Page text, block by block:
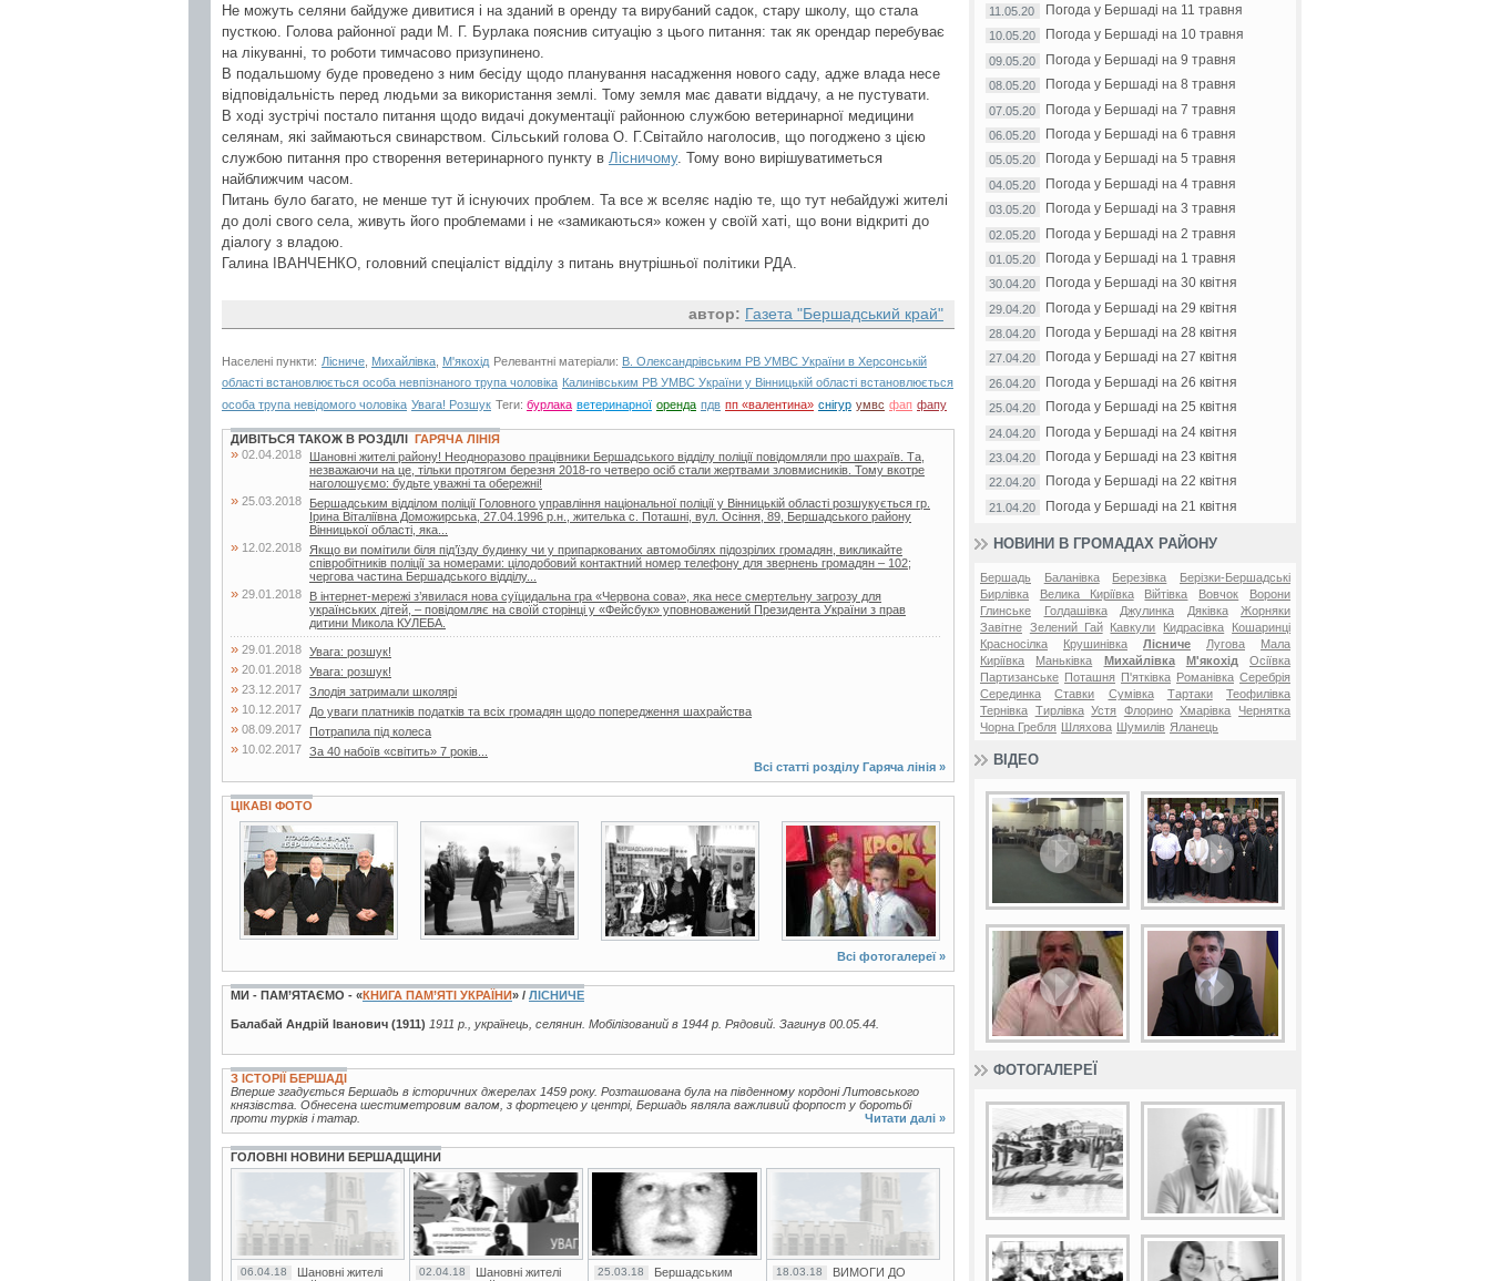
Не можуть селяни байдуже дивитися і на зданий в оренду та вирубаний садок, стару школу, що стала
пусткою. Голова районної ради М. Г. Бурлака пояснив ситуацію з цього питання: так як орендар перебуває
на лікуванні, то роботи тимчасово призупинено.
В подальшому буде проведено з ним бесіду щодо планування насадження нового саду, адже влада несе
відповідальність перед людьми за використання землі. Тому земля має давати віддачу, а не пустувати.
В ході зустрічі постало питання щодо видачі документації районною службою ветеринарної медицини
селянам, які займаються свинарством. Сільський голова О. Г.Світайло наголосив, що погоджено з цією
службою питання про створення ветеринарного пункту в Лісничому. Тому воно вирішуватиметься
найближчим часом.
Питань було багато, не менше тут й існуючих проблем. Та все ж вселяє надію те, що тут небайдужі жителі
до долі свого села, живуть його проблемами і не «замикаються» кожен у своїй хаті, що вони відкриті до
діалогу з владою.
Галина ІВАНЧЕНКО, головний спеціаліст відділу з питань внутрішньої політики РДА.
автор: Газета "Бершадський край"
Населені пункти: Лісниче Михайлівка М'якохід Релевантні матеріали: В. Олександрівським РВ УМВС України в Херсонській
області встановлюється особа невпізнаного трупа чоловіка Калинівським РВ УМВС України у Вінницькій області встановлюється
особа трупа невідомого чоловіка Увага! Розшук Теги: бурлака ветеринарної оренда пдв пп «валентина» снігур умвс фап фапу
ДИВІТЬСЯ ТАКОЖ В РОЗДІЛІ ГАРЯЧА ЛІНІЯ
» 02.04.2018
Шановні жителі району! Неодноразово працівники Бершадського відділу поліції повідомляли про шахраїв. Та,
незважаючи на це, тільки протягом березня 2018-го четверо осіб стали жертвами зловмисників. Тому вкотре
наголошуємо: будьте уважні та обережні!
» 25.03.2018
Бершадським відділом поліції Головного управління національної поліції у Вінницькій області розшукується гр.
Ірина Віталіївна Доможирська, 27.04.1996 р.н., жителька с. Поташні, вул. Осіння, 89, Бершадського району
Вінницької області, яка...
» 12.02.2018
Якщо ви помітили біля під’їзду будинку чи у припаркованих автомобілях підозрілих громадян, викликайте
співробітників поліції за номерами: цілодобовий контактний номер телефону для звернень громадян – 102;
чергова частина Бершадського відділу...
» 29.01.2018
В інтернет-мережі з’явилася нова суїцидальна гра «Червона сова», яка несе смертельну загрозу для
українських дітей, – повідомляє на своїй сторінці у «Фейсбук» уповноважений Президента України з прав
дитини Микола КУЛЕБА.
» 29.01.2018 Увага: розшук!
» 20.01.2018 Увага: розшук!
» 23.12.2017 Злодія затримали школярі
» 10.12.2017 До уваги платників податків та всіх громадян щодо попередження шахрайства
» 08.09.2017 Потрапила під колеса
» 10.02.2017 За 40 набоїв «світить» 7 років...
Всі статті розділу Гаряча лінія »
ЦІКАВІ ФОТО
3 фото 2 фото 10 фото
Всі фотогалереї »
МИ - ПАМ’ЯТАЄМО - «КНИГА ПАМ’ЯТІ УКРАЇНИ» / ЛІСНИЧЕ
Балабай Андрій Іванович (1911) 1911 р., українець, селянин. Мобілізований в 1944 р. Рядовий. Загинув 00.05.44.
З ІСТОРІЇ БЕРШАДІ
Вперше згадується Бершадь в історичних джерелах 1459 року. Розташована була на південному кордоні Литовського
князівства. Обнесена шестиметровим валом, з фортецею у центрі, Бершадь являла важливий форпост у боротьбі
проти турків і татар.
Читати далі »
ГОЛОВНІ НОВИНИ БЕРШАДЩИНИ
06.04.18
Шановні жителі
02.04.18
Шановні жителі
25.03.18
Бершадським
18.03.18
ВИМОГИ ДО
11.05.20 Погода у Бершаді на 11 травня
10.05.20 Погода у Бершаді на 10 травня
09.05.20 Погода у Бершаді на 9 травня
08.05.20 Погода у Бершаді на 8 травня
07.05.20 Погода у Бершаді на 7 травня
06.05.20 Погода у Бершаді на 6 травня
05.05.20 Погода у Бершаді на 5 травня
04.05.20 Погода у Бершаді на 4 травня
03.05.20 Погода у Бершаді на 3 травня
02.05.20 Погода у Бершаді на 2 травня
01.05.20 Погода у Бершаді на 1 травня
30.04.20 Погода у Бершаді на 30 квітня
29.04.20 Погода у Бершаді на 29 квітня
28.04.20 Погода у Бершаді на 28 квітня
27.04.20 Погода у Бершаді на 27 квітня
26.04.20 Погода у Бершаді на 26 квітня
25.04.20 Погода у Бершаді на 25 квітня
24.04.20 Погода у Бершаді на 24 квітня
23.04.20 Погода у Бершаді на 23 квітня
22.04.20 Погода у Бершаді на 22 квітня
21.04.20 Погода у Бершаді на 21 квітня
НОВИНИ В ГРОМАДАХ РАЙОНУ
Бершадь Баланівка Березівка
Берізки-Бершадські
Бирлівка
Велика Киріївка Війтівка Вовчок
Ворони
Глинське
Голдашівка Джулинка Дяківка
Жорняки
Завітне Зелений Гай Кавкули Кидрасівка
Кошаринці
Красносілка
Крушинівка Лісниче Лугова
Мала
Киріївка
Маньківка Михайлівка М'якохід
Осіївка
Партизанське Поташня П'ятківка Романівка Серебрія
Серединка
Ставки Сумівка Тартаки
Теофилівка
Тернівка Тирлівка Устя Флорино Хмарівка
Чернятка
Чорна Гребля
Шляхова Шумилів Яланець
ВІДЕО
ФОТОГАЛЕРЕЇ